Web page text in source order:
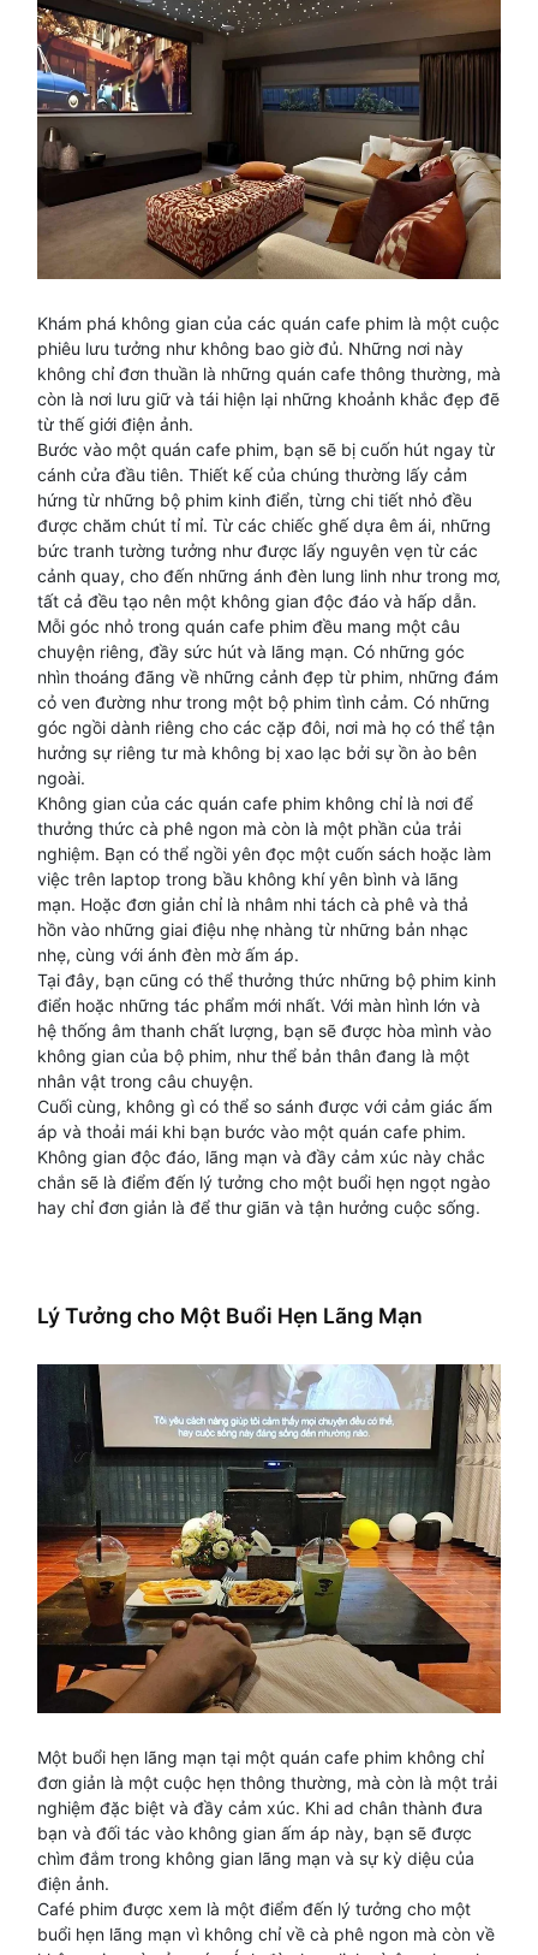
Khám phá không gian của các quán cafe phim là một cuộc
phiêu lưu tưởng như không bao giờ đủ. Những nơi này
không chỉ đơn thuần là những quán cafe thông thường, mà
còn là nơi lưu giữ và tái hiện lại những khoảnh khắc đẹp đẽ
từ thế giới điện ảnh.
Bước vào một quán cafe phim, bạn sẽ bị cuốn hút ngay từ
cánh cửa đầu tiên. Thiết kế của chúng thường lấy cảm
hứng từ những bộ phim kinh điển, từng chi tiết nhỏ đều
được chăm chút tỉ mỉ. Từ các chiếc ghế dựa êm ái, những
bức tranh tường tưởng như được lấy nguyên vẹn từ các
cảnh quay, cho đến những ánh đèn lung linh như trong mơ,
tất cả đều tạo nên một không gian độc đáo và hấp dẫn.
Mỗi góc nhỏ trong quán cafe phim đều mang một câu
chuyện riêng, đầy sức hút và lãng mạn. Có những góc
nhìn thoáng đãng về những cảnh đẹp từ phim, những đám
cỏ ven đường như trong một bộ phim tình cảm. Có những
góc ngồi dành riêng cho các cặp đôi, nơi mà họ có thể tận
hưởng sự riêng tư mà không bị xao lạc bởi sự ồn ào bên
ngoài.
Không gian của các quán cafe phim không chỉ là nơi để
thưởng thức cà phê ngon mà còn là một phần của trải
nghiệm. Bạn có thể ngồi yên đọc một cuốn sách hoặc làm
việc trên laptop trong bầu không khí yên bình và lãng
mạn. Hoặc đơn giản chỉ là nhâm nhi tách cà phê và thả
hồn vào những giai điệu nhẹ nhàng từ những bản nhạc
nhẹ, cùng với ánh đèn mờ ấm áp.
Tại đây, bạn cũng có thể thưởng thức những bộ phim kinh
điển hoặc những tác phẩm mới nhất. Với màn hình lớn và
hệ thống âm thanh chất lượng, bạn sẽ được hòa mình vào
không gian của bộ phim, như thể bản thân đang là một
nhân vật trong câu chuyện.
Cuối cùng, không gì có thể so sánh được với cảm giác ấm
áp và thoải mái khi bạn bước vào một quán cafe phim.
Không gian độc đáo, lãng mạn và đầy cảm xúc này chắc
chắn sẽ là điểm đến lý tưởng cho một buổi hẹn ngọt ngào
hay chỉ đơn giản là để thư giãn và tận hưởng cuộc sống.
Lý Tưởng cho Một Buổi Hẹn Lãng Mạn
Một buổi hẹn lãng mạn tại một quán cafe phim không chỉ
đơn giản là một cuộc hẹn thông thường, mà còn là một trải
nghiệm đặc biệt và đầy cảm xúc. Khi ad chân thành đưa
bạn và đối tác vào không gian ấm áp này, bạn sẽ được
chìm đắm trong không gian lãng mạn và sự kỳ diệu của
điện ảnh.
Café phim được xem là một điểm đến lý tưởng cho một
buổi hẹn lãng mạn vì không chỉ về cà phê ngon mà còn về